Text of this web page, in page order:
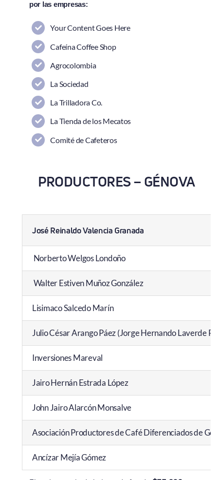
por las empresas:
Your Content Goes Here
Cafeína Coffee Shop
Agrocolombia
La Sociedad
La Trilladora Co.
La Tienda de los Mecatos
Comité de Cafeteros
PRODUCTORES – GÉNOVA
José Reinaldo Valencia Granada
Norberto Welgos Londoño
Walter Estiven Muñoz González
Lisimaco Salcedo Marín
Julio César Arango Páez (Jorge Hernando Laverde
Inversiones Mareval
Jairo Hernán Estrada López
John Jairo Alarcón Monsalve
Asociación Productores de Café Diferenciados de
Ancízar Mejía Gómez